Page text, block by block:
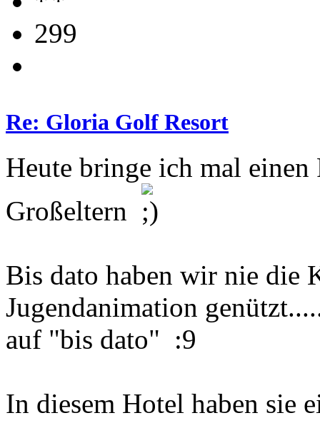
299
Re: Gloria Golf Resort
Heute bringe ich mal
Großeltern
Bis dato haben wir nie die
Jugendanimation
auf "bis dato" :9
In diesem Hotel haben sie